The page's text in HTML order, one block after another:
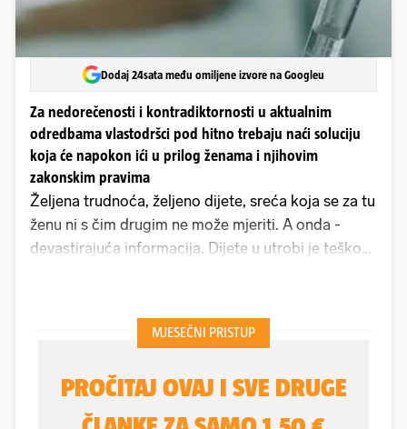
Dodaj 24sata među omiljene izvore na Googleu
Za nedorečenosti i kontradiktornosti u aktualnim
odredbama vlastodršci pod hitno trebaju naći soluciju
koja će napokon ići u prilog ženama i njihovim
zakonskim pravima
Željena trudnoća, željeno dijete, sreća koja se za tu
ženu ni s čim drugim ne može mjeriti. A onda -
devastirajuća informacija. Dijete u utrobi je teško
dobi. Malo je reći da se ženi tad sruši cijeli svijet,
kao što se dogodilo Mireli Čavajdi. I nije jedina.